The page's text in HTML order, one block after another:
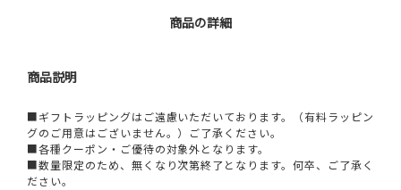
商品の詳細
商品説明
■ギフトラッピングはご遠慮いただいております。（有料ラッピン
グのご用意はございません。）ご了承ください。
■各種クーポン・ご優待の対象外となります。
■数量限定のため、無くなり次第終了となります。何卒、ご了承く
ださい。